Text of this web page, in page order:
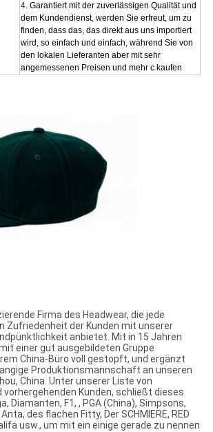
4. Garantiert mit der zuverlässigen Qualität und
dem Kundendienst, werden Sie erfreut, um zu
finden, dass das, das direkt aus uns importiert
wird, so einfach und einfach, während Sie von
den lokalen Lieferanten aber mit sehr
angemessenen Preisen und mehr c kaufen
Firma des Headwear, die jede
Zufriedenheit der Kunden mit unserer
anbietet. Mit in 15 Jahren
einer gut ausgebildeten Gruppe
China-Büro voll gestopft, und ergänzt
Produktionsmannschaft an unseren
China. Unter unserer Liste von
Kunden, schließt dieses
Diamanten, F1, , PGA (China), Simpsons,
des flachen Fitty, Der SCHMIERE, RED
usw., um mit ein einige gerade zu nennen